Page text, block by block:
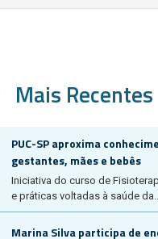
Mais Recentes
PUC-SP aproxima
gestantes, mães e bebês
Iniciativa do curso de
e práticas voltadas à saúde
Marina Silva participa de